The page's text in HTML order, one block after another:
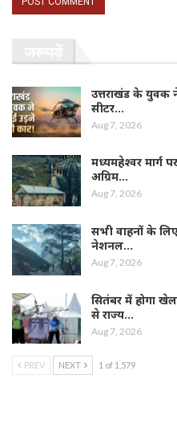
उत्तराखंड के युवक
सीटर…
Aug 7, 2026
मध्यमहेश्वर मार्ग
अग्रिम…
Aug 7, 2026
सभी वाहनों के
नेशनल…
Aug 7, 2026
सितंबर में होगा
से राज्य…
Aug 7, 2026
PREV NEXT 1 of 1,579